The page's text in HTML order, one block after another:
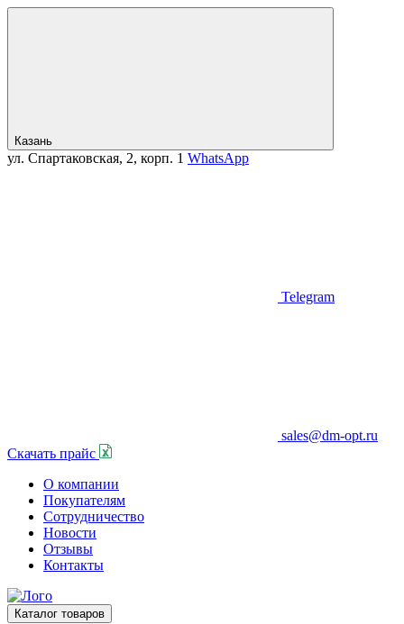
Казань
ул. Спартаковская, 2, корп. 1 WhatsApp
Telegram
sales@dm-opt.ru
Скачать прайс
О компании
Покупателям
Сотрудничество
Новости
Отзывы
Контакты
Каталог товаров